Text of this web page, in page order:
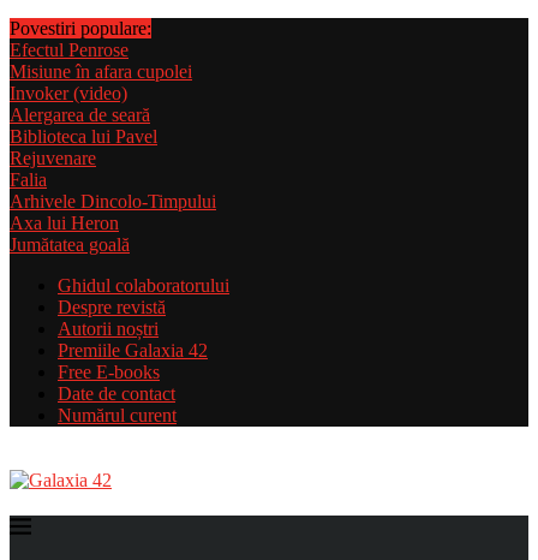
Povestiri populare:
Efectul Penrose
Misiune în afara cupolei
Invoker (video)
Alergarea de seară
Biblioteca lui Pavel
Rejuvenare
Falia
Arhivele Dincolo-Timpului
Axa lui Heron
Jumătatea goală
Ghidul colaboratorului
Despre revistă
Autorii noștri
Premiile Galaxia 42
Free E-books
Date de contact
Numărul curent